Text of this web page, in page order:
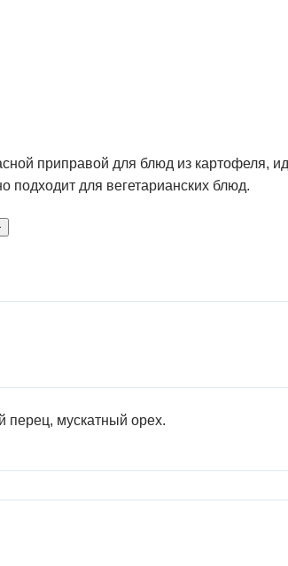
приправой для блюд из картофеля,
подходит для вегетарианских блюд.
перец, мускатный орех.